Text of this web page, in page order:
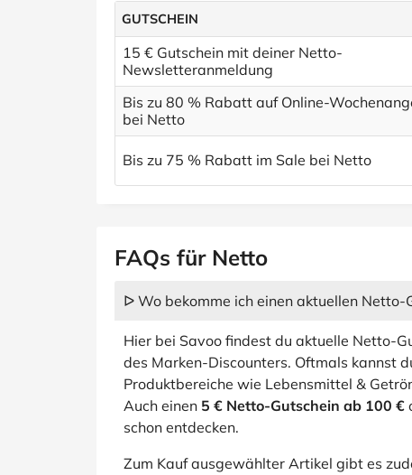
GUTSCHEIN
15 € Gutschein mit deiner Netto-
Newsletteranmeldung
Bis zu 80 % Rabatt auf Online-
bei Netto
Bis zu 75 % Rabatt im Sale bei Netto
FAQs für Netto
ᐅ Wo bekomme ich einen aktuellen Netto-
Hier bei Savoo findest du aktuelle Netto-
des Marken-Discounters. Oftmals kannst
Produktbereiche wie Lebensmittel &
Auch einen 5 € Netto-Gutschein ab 100 €
schon entdecken.
Zum Kauf ausgewählter Artikel gibt es